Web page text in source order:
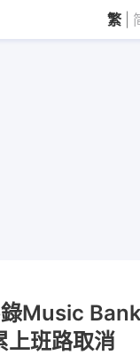
繁
Music
上班路取消